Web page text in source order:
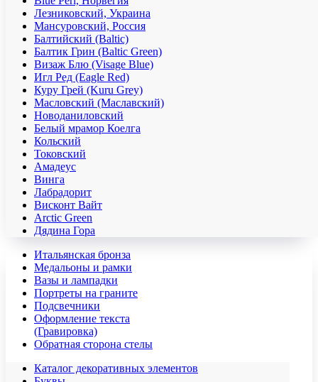
Лезниковский, Украина
Мансуровский, Россия
Балтийский (Baltic)
Балтик Грин (Baltic Green)
Визаж Блю (Visage Blue)
Игл Ред (Eagle Red)
Куру Грей (Kuru Grey)
Масловский (Маславский)
Новоданиловский
Белый мрамор Коелга
Кольский
Токовский
Амадеус
Винга
Лабрадорит
Висконт Вайт
Аrctic Green
Дядина Гора
Итальянская бронза
Медальоны и рамки
Вазы и лампадки
Портреты на граните
Подсвечники
Оформление текста
(Гравировка)
Обратная сторона стелы
Каталог декоративных элементов